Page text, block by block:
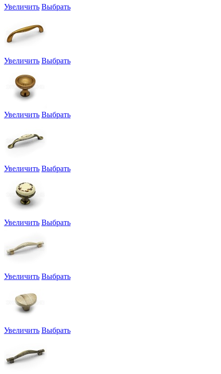
Увеличить Выбрать
Увеличить Выбрать
Увеличить Выбрать
Увеличить Выбрать
Увеличить Выбрать
Увеличить Выбрать
Увеличить Выбрать